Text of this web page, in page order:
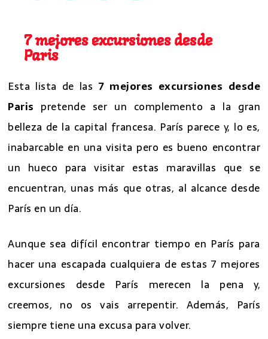
7 mejores excursiones desde
Paris
Esta lista de las 7 mejores excursiones desde
Paris pretende ser un complemento a la gran
belleza de la capital francesa. París parece y, lo es,
inabarcable en una visita pero es bueno encontrar
un hueco para visitar estas maravillas que se
encuentran, unas más que otras, al alcance desde
París en un día.
Aunque sea difícil encontrar tiempo en París para
hacer una escapada cualquiera de estas 7 mejores
excursiones desde París merecen la pena y,
creemos, no os vais arrepentir. Además, París
siempre tiene una excusa para volver.